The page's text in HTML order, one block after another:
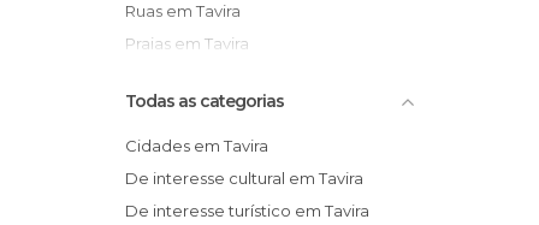
Ruas em Tavira
Praias em Tavira
Todas as categorias
Cidades em Tavira
De interesse cultural em Tavira
De interesse turístico em Tavira